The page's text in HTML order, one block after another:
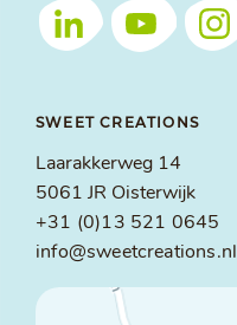
SWEET CREATIONS
Laarakkerweg 14
5061 JR Oisterwijk
+31 (0)13 521 0645
info@sweetcreations.nl